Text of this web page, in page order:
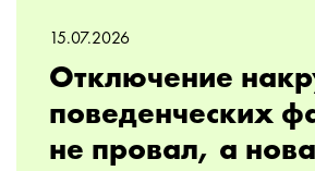
15.07.2026
Отключение
поведенческих
не провал, а